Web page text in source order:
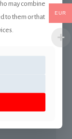
EUR
may combine
to them or that